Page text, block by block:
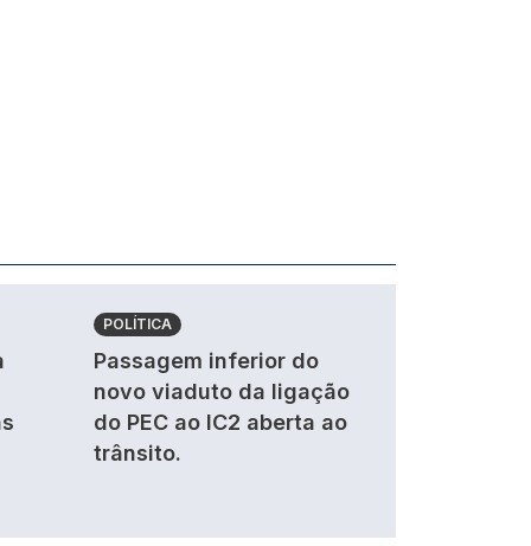
POLÍTICA
Passagem inferior do
novo viaduto da ligação
do PEC ao IC2 aberta ao
trânsito.